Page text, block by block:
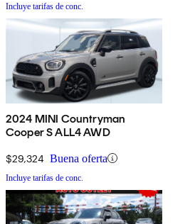
Incluye tarifas de conc.
2024 MINI Countryman
Cooper S ALL4 AWD
$29,324 Buena oferta
Incluye tarifas de conc.